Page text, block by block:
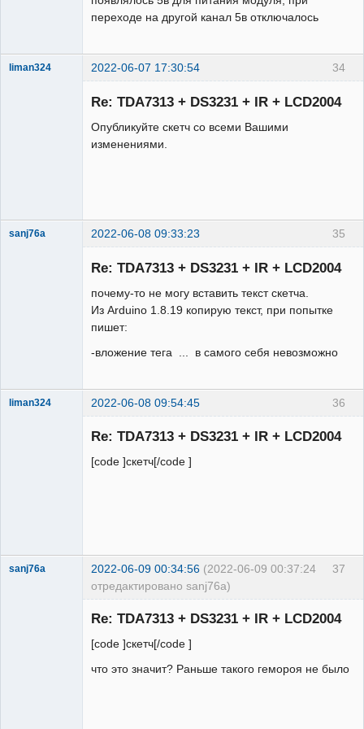
переходе на другой канал 5в отключалось
34
liman324 2022-06-07 17:30:54
Re: TDA7313 + DS3231 + IR + LCD2004
Опубликуйте скетч со всеми Вашими
изменениями.
35
sanj76a 2022-06-08 09:33:23
Re: TDA7313 + DS3231 + IR + LCD2004
почему-то не могу вставить текст скетча.
Из Arduino 1.8.19 копирую текст, при попытке
пишет:
-вложение тега ... в самого себя невозможно
36
liman324 2022-06-08 09:54:45
Re: TDA7313 + DS3231 + IR + LCD2004
[code ]скетч[/code ]
37
sanj76a 2022-06-09 00:34:56 (2022-06-09 00:37:24
отредактировано sanj76a)
Re: TDA7313 + DS3231 + IR + LCD2004
[code ]скетч[/code ]
что это значит? Раньше такого гемороя не было